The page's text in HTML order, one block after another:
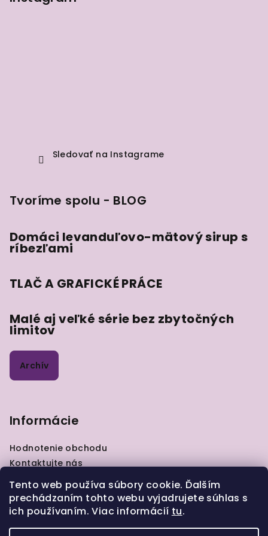
Tento web používa súbory cookie. Ďalším
prechádzaním tohto webu vyjadrujete súhlas s
ich používaním. Viac informácií tu.
Sledovať na Instagrame
Tvoríme spolu - BLOG
Domáci levanduľovo-mätový sirup s
ríbezľami
TLAČ A GRAFICKÉ PRÁCE
Malé aj veľké série bez zbytočných
limitov
Archív
Informácie
Hodnotenie obchodu
Kontaktujte nás
GDPR
Zásady pre vrátenie tovaru